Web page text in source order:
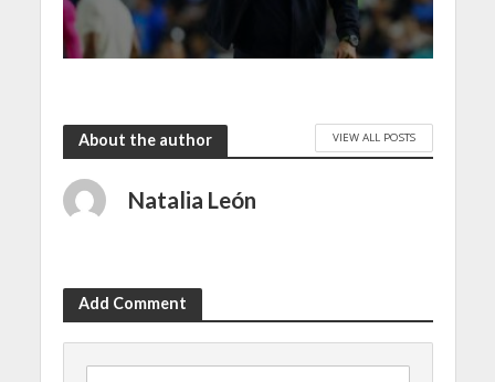
About the author VIEW ALL POSTS
Natalia León
Add Comment